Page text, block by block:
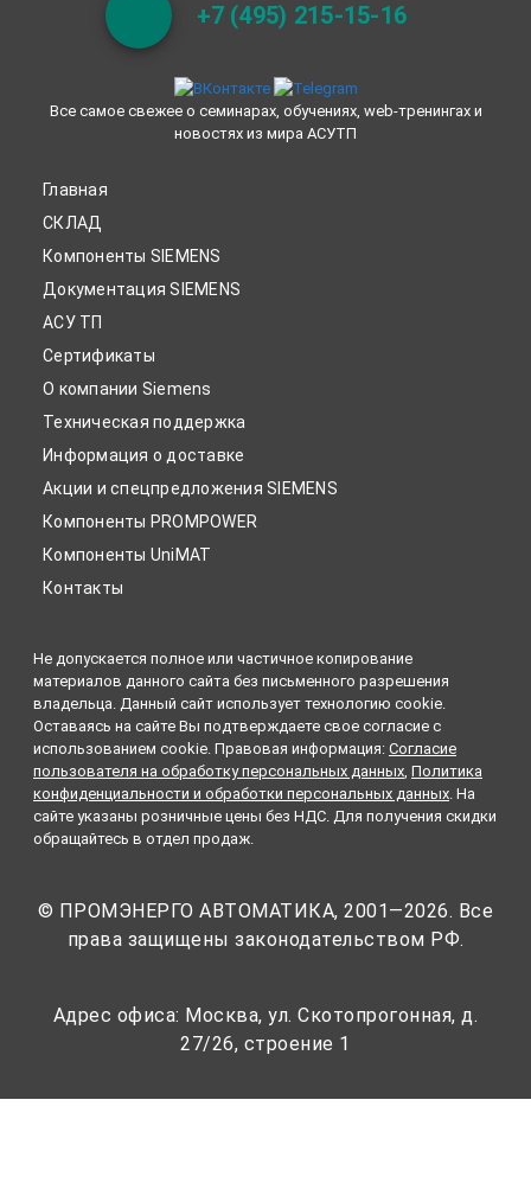
+7 (495) 215-15-16
Все самое свежее о семинарах, обучениях, web-тренингах и
новостях из мира АСУТП
Главная
СКЛАД
Компоненты SIEMENS
Документация SIEMENS
АСУ ТП
Сертификаты
О компании Siemens
Техническая поддержка
Информация о доставке
Акции и спецпредложения SIEMENS
Компоненты PROMPOWER
Компоненты UniMAT
Контакты
Не допускается полное или частичное копирование
материалов данного сайта без письменного разрешения
владельца. Данный сайт использует технологию cookie.
Оставаясь на сайте Вы подтверждаете свое согласие с
использованием cookie. Правовая информация: Согласие
пользователя на обработку персональных данных, Политика
конфиденциальности и обработки персональных данных. На
сайте указаны розничные цены без НДС. Для получения скидки
обращайтесь в отдел продаж.
© ПРОМЭНЕРГО АВТОМАТИКА, 2001—2026. Все
права защищены законодательством РФ.
Адрес офиса: Москва, ул. Скотопрогонная, д.
27/26, строение 1